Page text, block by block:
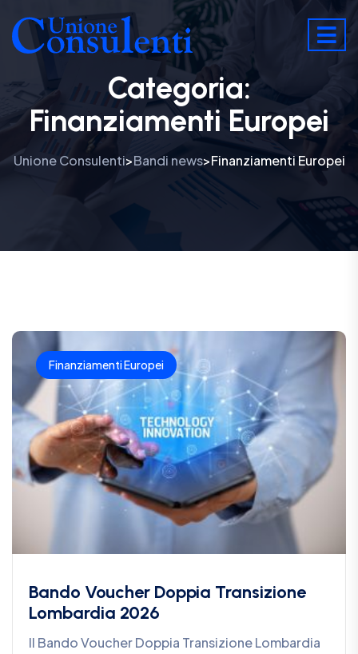
Categoria:
Finanziamenti Europei
Unione Consulenti>Bandi news>Finanziamenti Europei
Finanziamenti Europei
Bando Voucher Doppia Transizione
Lombardia 2026
Il Bando Voucher Doppia Transizione Lombardia